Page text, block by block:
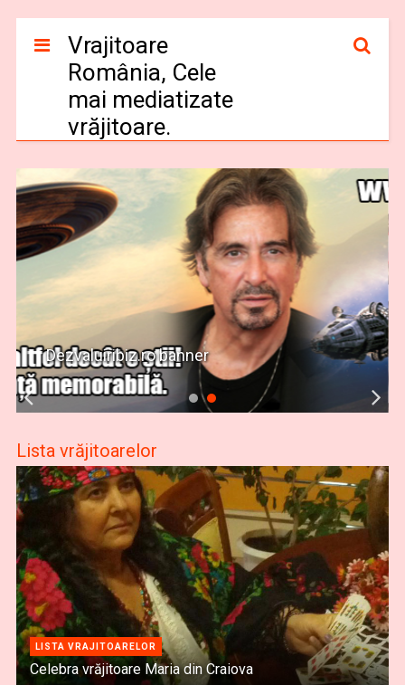
Vrajitoare
România, Cele
mai mediatizate
vrăjitoare.
Dezvaluiribiz.ro banner
Lista vrăjitoarelor
LISTA VRAJITOARELOR
Celebra vrăjitoare Maria din Craiova